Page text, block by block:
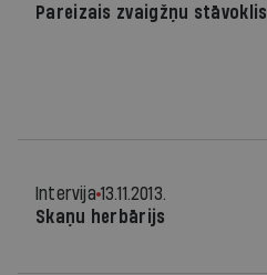
Pareizais zvaigžņu stāvoklis
Intervija 13.11.2013.
Skaņu herbārijs